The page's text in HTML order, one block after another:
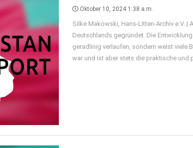
Oktober 10, 2024 1:38 a.m.
Silke Makowski, Hans-Litten-Archiv e.V. |
Deutschlands gegründet. Die
geradlinig verlaufen, sondern weist viele
war und ist aber stets die praktische und